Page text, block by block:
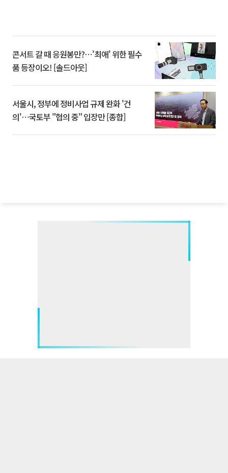
콘서트 갈 때 응원봉만?⋯'최애' 위한 필수
품 등장이오! [솔드아웃]
서울시, 정부에 정비사업 규제 완화 '건
의'⋯국토부 "협의 중" 입장만 [종합]